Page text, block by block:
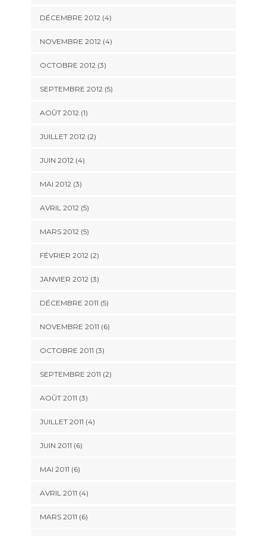
DÉCEMBRE 2012(4)
NOVEMBRE 2012(4)
OCTOBRE 2012(3)
SEPTEMBRE 2012(5)
AOÛT 2012(1)
JUILLET 2012(2)
JUIN 2012(4)
MAI 2012(3)
AVRIL 2012(5)
MARS 2012(5)
FÉVRIER 2012(2)
JANVIER 2012(3)
DÉCEMBRE 2011 (5)
NOVEMBRE 2011 (6)
OCTOBRE 2011 (3)
SEPTEMBRE 2011 (2)
AOÛT 2011 (3)
JUILLET 2011 (4)
JUIN 2011 (6)
MAI 2011 (6)
AVRIL 2011 (4)
MARS 2011 (6)